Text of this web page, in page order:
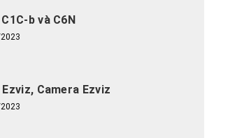
b và C6N
Camera Ezviz